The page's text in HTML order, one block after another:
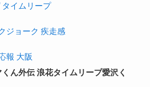
イムリープ
ジョーク 疾走感
報 大阪
くん外伝 浪花タイムリープ愛沢く